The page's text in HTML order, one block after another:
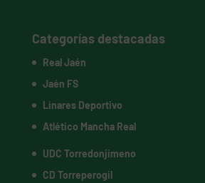
Categorías destacadas
Real Jaén
Jaén FS
Linares Deportivo
Atlético Mancha Real
UDC Torredonjimeno
CD Torreperogil